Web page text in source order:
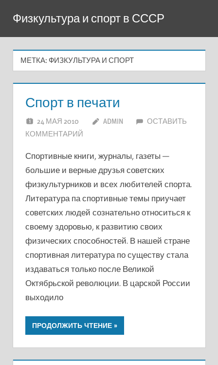
содержимому
Физкультура и спорт в СССР
МЕТКА: ФИЗКУЛЬТУРА И СПОРТ
Спорт в печати
24 МАЯ 2010 ADMIN
ОСТАВИТЬ
КОММЕНТАРИЙ
Спортивные книги, журналы, газеты —
большие и верные друзья советских
физкультурников и всех любителей спорта.
Литература па спортивные темы приучает
советских людей сознательно относиться к
своему здоровью, к развитию своих
физических способностей. В нашей стране
спортивная литература по существу стала
издаваться только после Великой
Октябрьской революции. В царской России
выходило
ПРОДОЛЖИТЬ ЧТЕНИЕ